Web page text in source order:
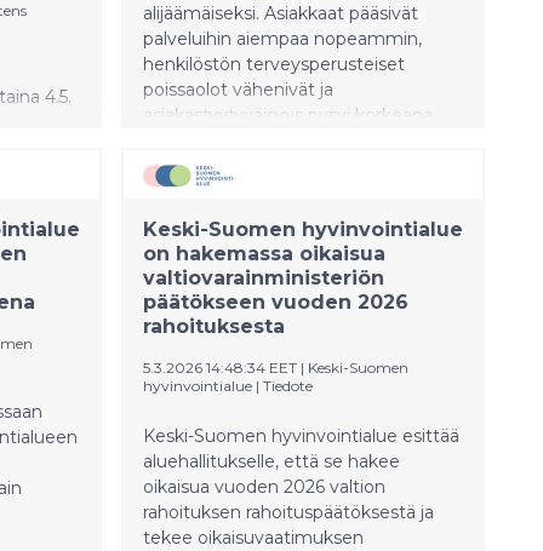
4.5.
ja
kolmen
alijäämäiseksi. Asiakkaat pääsivät
palveluihin aiempaa nopeammin,
henkilöstön terveysperusteiset
poissaolot vähenivät ja
asiakastyytyväisyys pysyi korkeana.
Keski-Suomen hyvinvointialue
on hakemassa oikaisua
valtiovarainministeriön
päätökseen vuoden 2026
rahoituksesta
5.3.2026 14:48:34 EET | Keski-Suomen
hyvinvointialue | Tiedote
Keski-Suomen hyvinvointialue esittää
aluehallitukselle, että se hakee
oikaisua vuoden 2026 valtion
rahoituksen rahoituspäätöksestä ja
tekee oikaisuvaatimuksen